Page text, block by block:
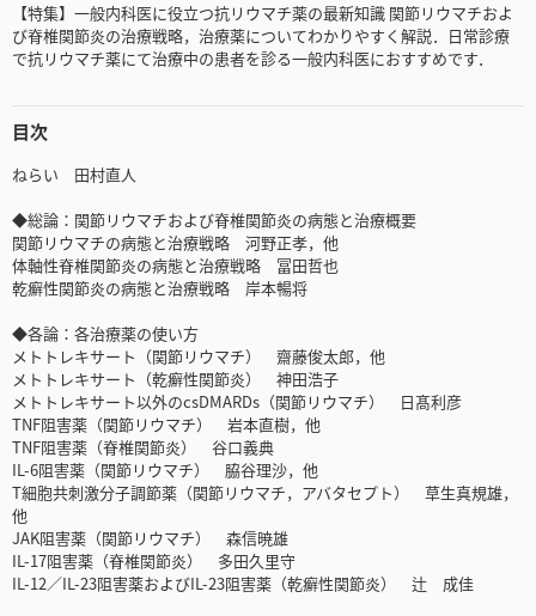
【特集】一般内科医に役立つ抗リウマチ薬の最新知識 関節リウマチおよ
び脊椎関節炎の治療戦略，治療薬についてわかりやすく解説．日常診療
で抗リウマチ薬にて治療中の患者を診る一般内科医におすすめです．
目次
ねらい 田村直人
◆総論：関節リウマチおよび脊椎関節炎の病態と治療概要
関節リウマチの病態と治療戦略 河野正孝，他
体軸性脊椎関節炎の病態と治療戦略 冨田哲也
乾癬性関節炎の病態と治療戦略 岸本暢将
◆各論：各治療薬の使い方
メトトレキサート（関節リウマチ） 齋藤俊太郎，他
メトトレキサート（乾癬性関節炎） 神田浩子
メトトレキサート以外のcsDMARDs（関節リウマチ） 日髙利彦
TNF阻害薬（関節リウマチ） 岩本直樹，他
TNF阻害薬（脊椎関節炎） 谷口義典
IL-6阻害薬（関節リウマチ） 脇谷理沙，他
T細胞共刺激分子調節薬（関節リウマチ，アバタセプト） 草生真規雄，
他
JAK阻害薬（関節リウマチ） 森信暁雄
IL-17阻害薬（脊椎関節炎） 多田久里守
IL-12／IL-23阻害薬およびIL-23阻害薬（乾癬性関節炎） 辻 成佳